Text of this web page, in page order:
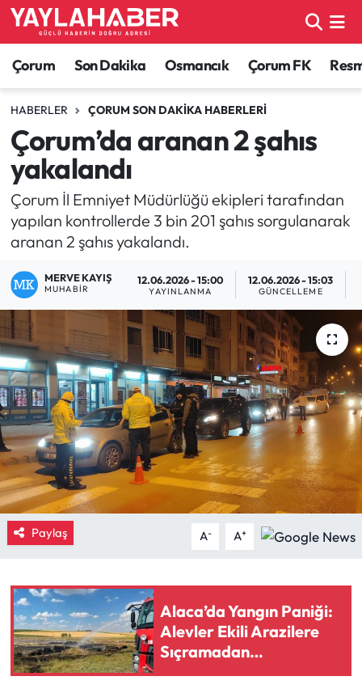
Çorum Son Dakika Osmancık Çorum FK
HABERLER ÇORUM SON DAKIKA HABERLERI
Çorum’da aranan 2 şahıs
yakalandı
Çorum İl Emniyet Müdürlüğü ekipleri tarafından
yapılan kontrollerde 3 bin 201 şahıs sorgulanarak
aranan 2 şahıs yakalandı.
MERVE KAYIŞ
MUHABIR
12.06.2026 - 15:00
YAYINLANMA
12.06.2026 - 15:03
GÜNCELLEME
Paylaş A- A+
Alaca’da Yangın Paniği:
Alevler Ekili Arazilere
Sıçramadan
Söndürüldü!
Alaca Haberleri
Bayat Haberleri
Bilgi - Keşfet Haberleri
Bilim ve Teknoloji
Boğazkale Haberleri
Çorum Son Dakika Haberleri
Dodurga Haberleri
Eğitim
Ekonomi
Güncel
İskilip Haberleri
Kimdir?
Kültür Sanat
Laçin Haberleri
Çorum Nöbetçi Eczaneler
Çorum Hava Durumu
Çorum Namaz Vakitleri
Çorum Trafik Yoğunluk Haritası
TFF 1.Lig Puan Durumu ve Fikstür
Son Dakika Haberleri
Haber Arşivi